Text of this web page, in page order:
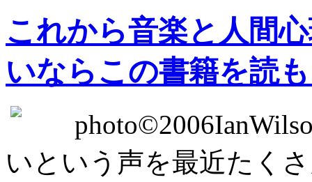
これから音楽と人間
いならこの書籍を読
いという声を最近たく